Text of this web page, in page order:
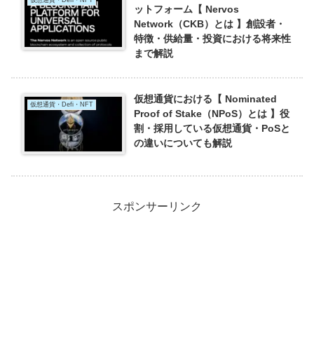
ットフォーム【 Nervos
Network（CKB）とは 】創設者・
特徴・供給量・投資における将来性
まで解説
仮想通貨・Defi・NFT
仮想通貨における【 Nominated
Proof of Stake（NPoS）とは 】役
割・採用している仮想通貨・PoSと
の違いについても解説
スポンサーリンク